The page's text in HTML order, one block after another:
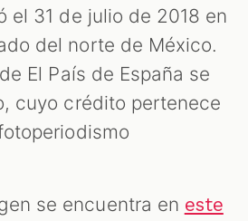
el 31 de julio de 2018 en
del norte de México.
El País de España se
cuyo crédito pertenece
se encuentra en este